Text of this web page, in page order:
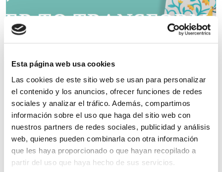
Esta página web usa cookies
Las cookies de este sitio web se usan para personalizar
el contenido y los anuncios, ofrecer funciones de redes
sociales y analizar el tráfico. Además, compartimos
información sobre el uso que haga del sitio web con
nuestros partners de redes sociales, publicidad y análisis
web, quienes pueden combinarla con otra información
que les haya proporcionado o que hayan recopilado a
partir del uso que haya hecho de sus servicios.
Las infecciones por VIH aumentarán en...
05 AGOSTO, 2025